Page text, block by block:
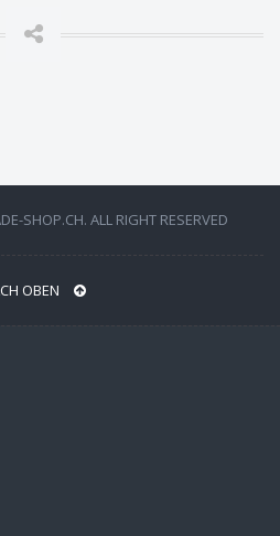
SHOP.CH. ALL RIGHT RESERVED
OBEN